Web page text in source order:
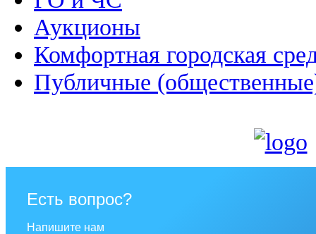
Аукционы
Комфортная городская
Публичные
Есть вопрос?
Напишите нам